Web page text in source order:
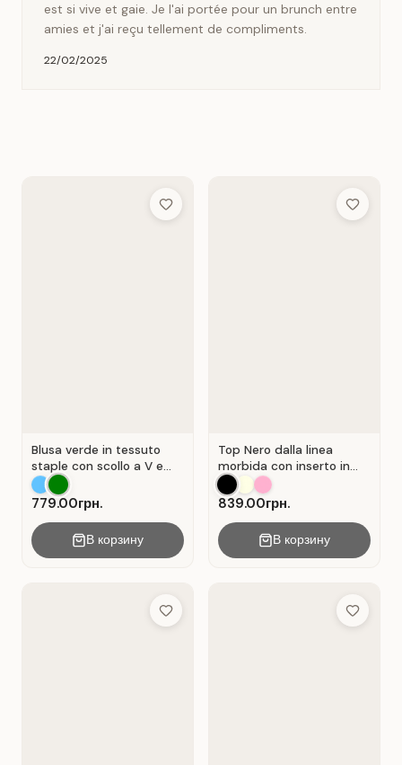
est si vive et gaie. Je l'ai portée pour un brunch entre
amies et j'ai reçu tellement de compliments.
22/02/2025
Add to Wish List
Blusa verde in tessuto
staple con scollo a V e
chiusura a portafoglio.
Verde .
779.00грн.
В корзину
Add to
Top Nero dalla linea
morbida con inserto in
pizzo traforato.
839.00грн.
В корзину
Add to Wish List Add to